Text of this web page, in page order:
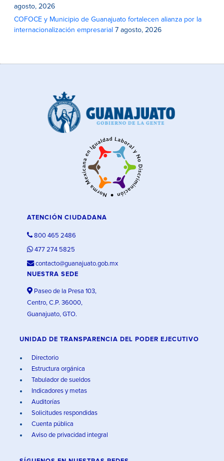
agosto, 2026
COFOCE y Municipio de Guanajuato fortalecen alianza por la
internacionalización empresarial 7 agosto, 2026
ATENCIÓN CIUDADANA
800 465 2486
477 274 5825
contacto@guanajuato.gob.mx
NUESTRA SEDE
Paseo de la Presa 103,
Centro, C.P. 36000,
Guanajuato, GTO.
UNIDAD DE TRANSPARENCIA DEL PODER EJECUTIVO
Directorio
Estructura orgánica
Tabulador de sueldos
Indicadores y metas
Auditorías
Solicitudes respondidas
Cuenta pública
Aviso de privacidad integral